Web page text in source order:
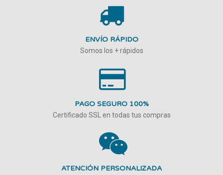
ENVÍO RÁPIDO
Somos los + rápidos
PAGO SEGURO 100%
Certificado SSL en todas tus compras
ATENCIÓN PERSONALIZADA